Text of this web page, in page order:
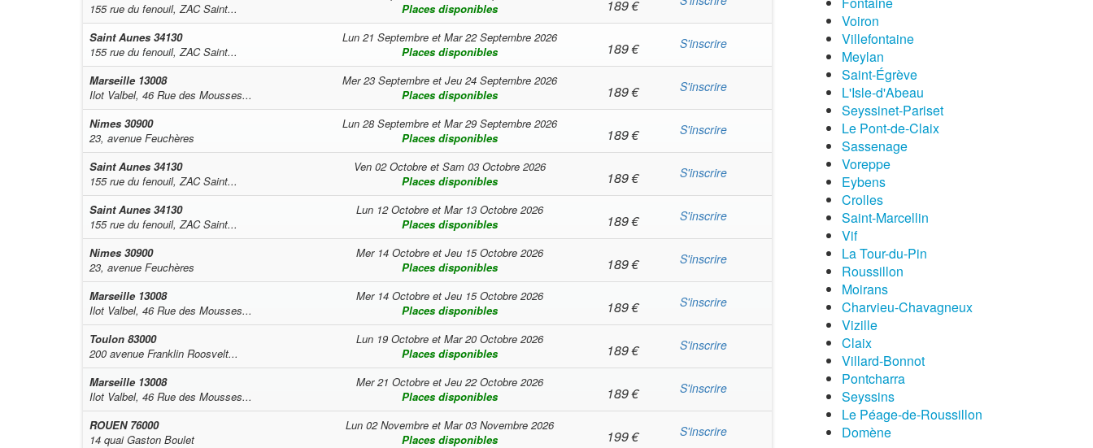
155 rue du fenouil, ZAC Saint...
Places disponibles
189€
Saint Aunes 34130
155 rue du fenouil, ZAC Saint...
Lun 21 Septembreet Mar 22 Septembre 2026
Places disponibles
189€ S'inscrire
Marseille 13008
Ilot Valbel, 46 Rue des Mousses...
Mer 23 Septembreet Jeu 24 Septembre 2026
Places disponibles
189€ S'inscrire
Nimes 30900
23, avenue Feuchères
Lun 28 Septembreet Mar 29 Septembre 2026
Places disponibles
189€ S'inscrire
Saint Aunes 34130
155 rue du fenouil, ZAC Saint...
Ven 02 Octobreet Sam 03 Octobre 2026
Places disponibles
189€ S'inscrire
Saint Aunes 34130
155 rue du fenouil, ZAC Saint...
Lun 12 Octobreet Mar 13 Octobre 2026
Places disponibles
189€ S'inscrire
Nimes 30900
23, avenue Feuchères
Mer 14 Octobreet Jeu 15 Octobre 2026
Places disponibles
189€ S'inscrire
Marseille 13008
Ilot Valbel, 46 Rue des Mousses...
Mer 14 Octobreet Jeu 15 Octobre 2026
Places disponibles
189€ S'inscrire
Toulon 83000
200 avenue Franklin Roosvelt...
Lun 19 Octobreet Mar 20 Octobre 2026
Places disponibles
189€ S'inscrire
Marseille 13008
Ilot Valbel, 46 Rue des Mousses...
Mer 21 Octobreet Jeu 22 Octobre 2026
Places disponibles
189€ S'inscrire
ROUEN 76000
14 quai Gaston Boulet
Lun 02 Novembreet Mar 03 Novembre 2026
Places disponibles
199€ S'inscrire
Voiron
Villefontaine
Meylan
Saint-Égrève
L'Isle-d'Abeau
Seyssinet-Pariset
Le Pont-de-Claix
Sassenage
Voreppe
Eybens
Crolles
Saint-Marcellin
Vif
La Tour-du-Pin
Roussillon
Moirans
Charvieu-Chavagneux
Vizille
Claix
Villard-Bonnot
Pontcharra
Seyssins
Le Péage-de-Roussillon
Domène